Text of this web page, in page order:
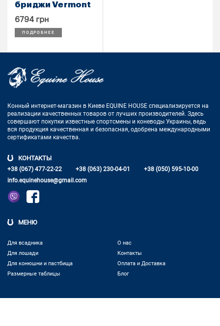
бриджи Vermont
6794 грн
ПОДРОБНЕЕ
Конный интернет-магазин в Киеве EQUINE HOUSE специализируется на
реализации качественных товаров от лучших производителей. Здесь
совершают покупки известные спортсмены и коневоды Украины, ведь
вся продукция качественная и безопасная, одобрена международными
сертификатами качества.
КОНТАКТЫ
+38 (067) 477-22-22 +38 (063) 230-04-01
+38 (050) 595-10-00
info.equinehouse@gmail.com
МЕНЮ
Для всадника
Для лошади
Для конюшни и пастбища
Размерные таблицы
О нас
Контакты
Оплата и Доставка
Блог